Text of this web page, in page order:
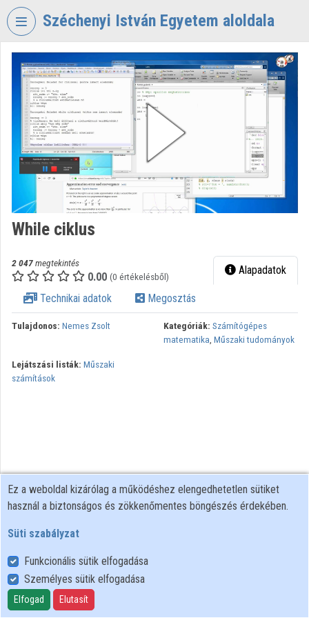
Fejléc kihagyása
Széchenyi István Egyetem aloldala
VIDEOTORIUM
SZÉCHENYI
ISTVÁN
EGYETEM
Intézményi kezdőlap
Bejelentkezés
Intézményi listák
Intézmények
While ciklus
2 047megtekintés
0.00 (0 értékelésből) Alapadatok
Technikai adatok Megosztás
Tulajdonos: Nemes Zsolt Kategóriák: Számítógépes
matematika, Műszaki tudományok
Lejátszási listák: Műszaki
számítások
Felhasználói szabályzat
Adatkezelési tájékoztató
Süti szabályzat
Ez a weboldal kizárólag a működéshez elengedhetetlen sütiket
használ a biztonságos és zökkenőmentes böngészés érdekében.
Süti szabályzat
Funkcionális sütik elfogadása
Személyes sütik elfogadása
Elfogad Elutasít